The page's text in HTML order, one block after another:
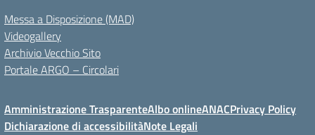
Messa a Disposizione (MAD)
Videogallery
Archivio Vecchio Sito
Portale ARGO – Circolari
Amministrazione TrasparenteAlbo onlineANACPrivacy Policy
Dichiarazione di accessibilitàNote Legali